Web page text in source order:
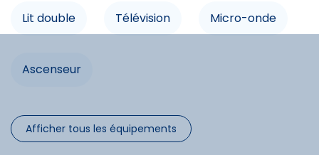
Lit double Télévision Micro-onde
Ascenseur
Afficher tous les équipements
Équipements
Télévision